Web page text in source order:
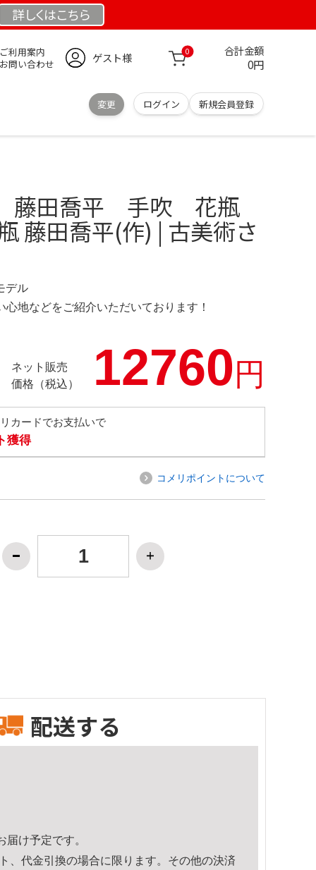
詳しくはこちら
ご利用案内
お問い合わせ
ゲスト様 0 合計金額
0円
変更 ログイン 新規会員登録
藤田喬平 手吹 花瓶
藤田喬平(作) | 古美術さ
デル
地などをご紹介いただいております！
ネット販売
価格（税込）
12760円
カードでお支払いで
獲得
コメリポイントについて
配送する
届け予定です。
、代金引換の場合に限ります。その他の決済